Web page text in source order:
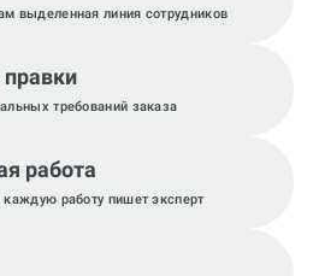
выделенная линия сотрудников
требований заказа
работа
работу пишет эксперт